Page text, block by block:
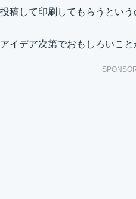
投稿して印刷してもらうという
アイデア次第でおもしろいこと